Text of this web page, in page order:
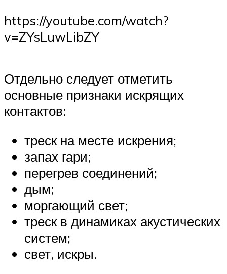
https://youtube.com/watch?
v=ZYsLuwLibZY
Отдельно следует отметить
основные признаки искрящих
контактов:
треск на месте искрения;
запах гари;
перегрев соединений;
дым;
моргающий свет;
треск в динамиках акустических
систем;
свет, искры.